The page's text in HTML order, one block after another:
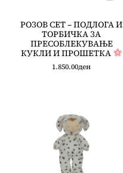
РОЗОВ СЕТ – ПОДЛОГА И
ТОРБИЧКА ЗА
ПРЕСОБЛЕКУВАЊЕ
КУКЛИ И ПРОШЕТКА
1.850.00ден